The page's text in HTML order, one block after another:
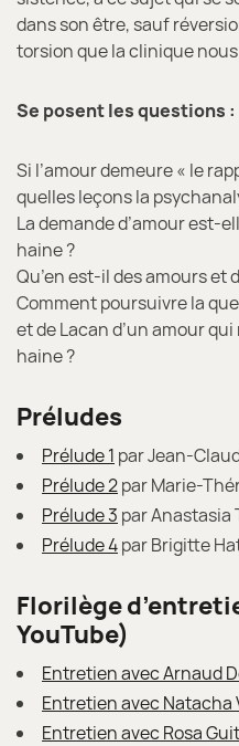
dans son être, sauf
torsion que la clinique
Se posent les questions
Si l’amour demeure « le
quelles leçons la
La demande d’amour est-
haine ?
Qu’en est-il des amours et
Comment poursuivre la
et de Lacan d’un amour
haine ?
Préludes
Prélude 1 par Jean-
Prélude 2par Marie-
Prélude 3 par Anastasia
Prélude 4par Brigitte
Florilège
YouTube)
Entretien avec Arnaud
Entretien avec Natacha
Entretien avec Rosa